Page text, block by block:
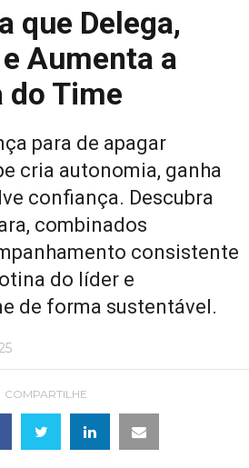
que Delega,
Aumenta a
Time
para de apagar
cria autonomia, ganha
confiança. Descubra
combinados
consistente
do líder e
de forma sustentável.
COMPARTILHE